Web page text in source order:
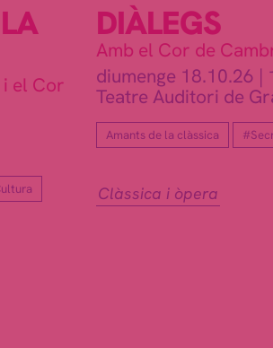
el Cor
DIÀLEGS
Amb el Cor de
diumenge 18.10.26 |
Teatre Auditori de
Amants de la clàssica
Clàssica i òpera